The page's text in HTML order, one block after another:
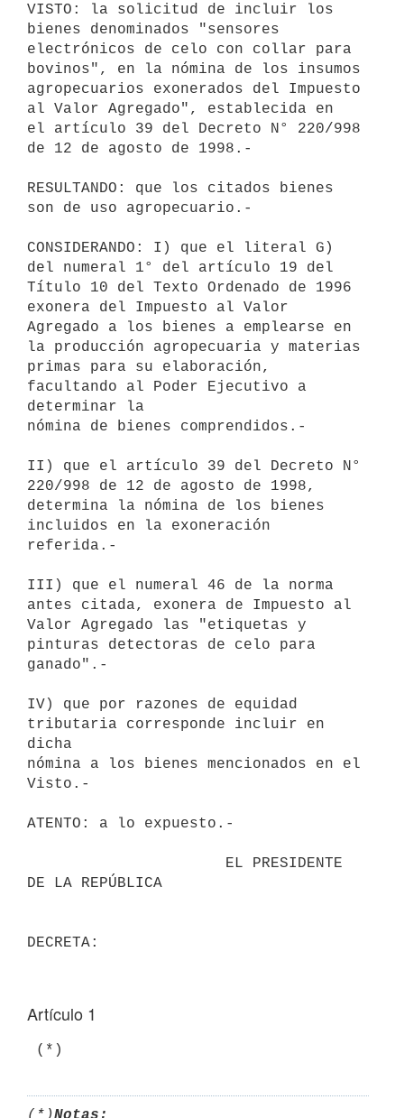
VISTO: la solicitud de incluir los
bienes denominados "sensores
electrónicos de celo con collar para
bovinos", en la nómina de los insumos
agropecuarios exonerados del Impuesto
al Valor Agregado", establecida en
el artículo 39 del Decreto N° 220/998
de 12 de agosto de 1998.-
RESULTANDO: que los citados bienes
son de uso agropecuario.-
CONSIDERANDO: I) que el literal G)
del numeral 1° del artículo 19 del
Título 10 del Texto Ordenado de 1996
exonera del Impuesto al Valor
Agregado a los bienes a emplearse en
la producción agropecuaria y materias
primas para su elaboración,
facultando al Poder Ejecutivo a
determinar la
nómina de bienes comprendidos.-
II) que el artículo 39 del Decreto N°
220/998 de 12 de agosto de 1998,
determina la nómina de los bienes
incluidos en la exoneración
referida.-
III) que el numeral 46 de la norma
antes citada, exonera de Impuesto al
Valor Agregado las "etiquetas y
pinturas detectoras de celo para
ganado".-
IV) que por razones de equidad
tributaria corresponde incluir en
dicha
nómina a los bienes mencionados en el
Visto.-
ATENTO: a lo expuesto.-
DE LA REPÚBLICA
Artículo 1
(*)